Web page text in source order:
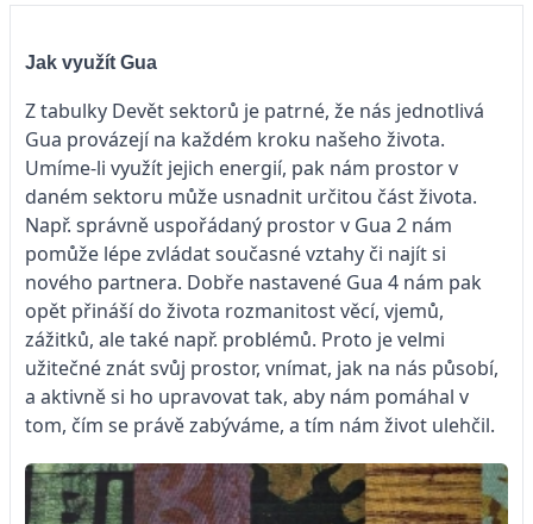
Jak využít Gua
Z tabulky Devět sektorů je patrné, že nás jednotlivá
Gua provázejí na každém kroku našeho života.
Umíme-li využít jejich energií, pak nám prostor v
daném sektoru může usnadnit určitou část života.
Např. správně uspořádaný prostor v Gua 2 nám
pomůže lépe zvládat současné vztahy či najít si
nového partnera. Dobře nastavené Gua 4 nám pak
opět přináší do života rozmanitost věcí, vjemů,
zážitků, ale také např. problémů. Proto je velmi
užitečné znát svůj prostor, vnímat, jak na nás působí,
a aktivně si ho upravovat tak, aby nám pomáhal v
tom, čím se právě zabýváme, a tím nám život ulehčil.